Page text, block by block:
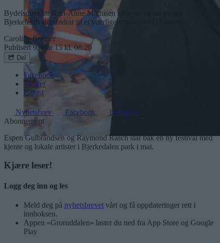
Bydelsdirektør Kari-Anne Mathisen i Bjerke bydel mener
Bjerkefestivalen bidrar til et ytterligere mangfold i parken.
Caroline Bremer
Publisert9. mar 15 kl. 08:20
Del
Facebook
Twitter
E-post
Nyhetsbrev Facebook
Instagram
Abonnement
Espen Gulbrandsen og Raymond Rasch står bak en ny festival med
kjente og lokale artister i Bjerkedalen park i mai.
Kjære leser!
Logg deg inn og les
Meld deg på nyhetsbrevet vårt og få oppdateringer rett i
innboksen.
Appen «Groruddalen» laster du ned fra App Store og Google
Play